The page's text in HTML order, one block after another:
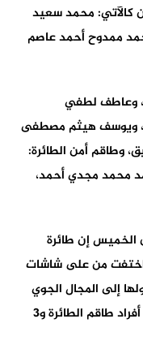
كالآتي: محمد سعيد
ممدوح أحمد عاصم
وعاطف لطفي
ويوسف هيثم مصطفى
وطاقم أمن الطائرة:
محمد مجدي أحمد،
الخميس إن طائرة
اختفت من على شاشات
إلى المجال الجوي
المصري وعلى متنها 66 شخصا، بينهم 7 أفراد طاقم الطائرة و3